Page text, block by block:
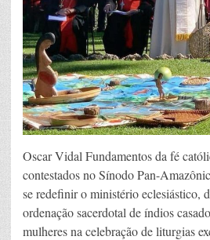
Oscar Vidal Fundamentos da fé
contestados no Sínodo Pan-
se redefinir o ministério eclesiástico,
ordenação sacerdotal de índios
mulheres na celebração de liturgias